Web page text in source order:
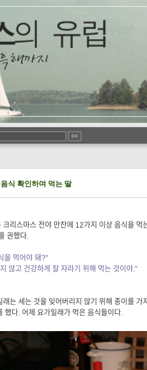
식 확인하며 먹는 딸
크리스마스 전야 만찬에 12가지 이상 음식을
권했다.
을 먹어야 돼?"
않고 건강하게 잘 자라기 위해 먹는 것이야."
래는 세는 것을 잊어버리지 않기 위해 종이를
했다. 어제 요가일래가 먹은 음식들이다.